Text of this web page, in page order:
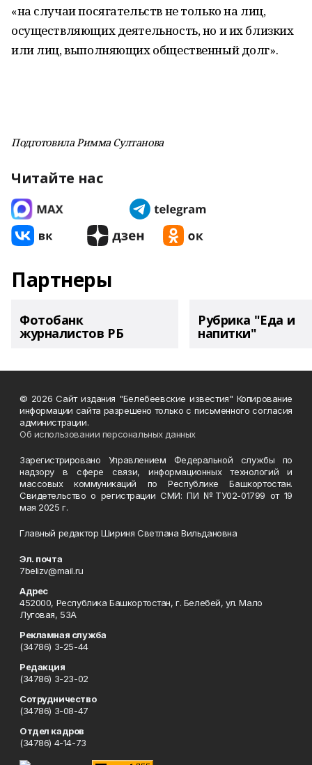
«на случаи посягательств не только на лиц,
осуществляющих деятельность, но и их близких
или лиц, выполняющих общественный долг».
Подготовила Римма Султанова
Читайте нас
Партнеры
Фотобанк
журналистов РБ
Рубрика "Еда и
напитки"
© 2026 Сайт издания "Белебеевские известия" Копирование
информации сайта разрешено только с письменного согласия
администрации.
Об использовании персональных данных
Зарегистрировано Управлением Федеральной службы по
надзору в сфере связи, информационных технологий и
массовых коммуникаций по Республике Башкортостан.
Свидетельство о регистрации СМИ: ПИ №ТУ02-01799 от 19
мая 2025 г.
Главный редактор Шириня Светлана Вильдановна
Эл. почта
7belizv@mail.ru
Адрес
452000, Республика Башкортостан, г. Белебей, ул. Мало
Луговая, 53А
Рекламная служба
(34786) 3-25-44
Редакция
(34786) 3-23-02
Сотрудничество
(34786) 3-08-47
Отдел кадров
(34786) 4-14-73